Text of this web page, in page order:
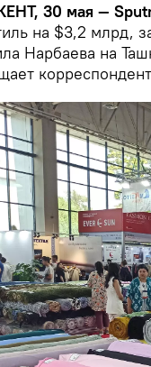
30 мая —
на $3,2 млрд,
Нарбаева на